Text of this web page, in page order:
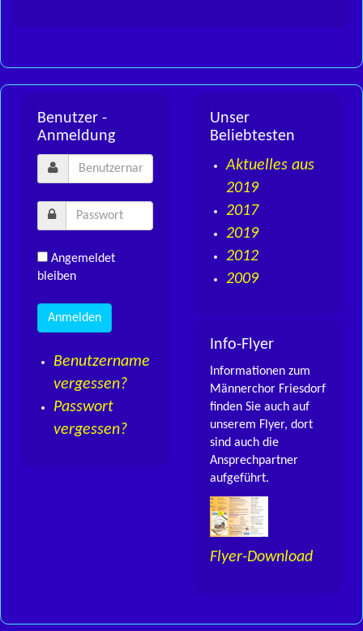
Benutzer -
Anmeldung
Angemeldet
bleiben
Benutzername
vergessen?
Passwort
vergessen?
Unser
Beliebtesten
Aktuelles aus
2019
2017
2019
2012
2009
Info-Flyer
Informationen zum
Männerchor Friesdorf
finden Sie auch auf
unserem Flyer, dort
sind auch die
Ansprechpartner
aufgeführt.
Flyer-Download